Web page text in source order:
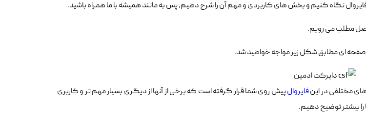
نگاه کنیم و بخش های کاربردی و مهم آن را شرح دهیم، پس به مانند همیشه با ما همراه باشید.
مطلب می رویم.
صفحه ای مطابق شکل زیر مواجه خواهید شد.
مختلفی در اینفایروالپیش روی شما قرار گرفته است که برخی از آنها از دیگری بسیار مهم تر و کاربری
بیشتر توضیح دهیم.